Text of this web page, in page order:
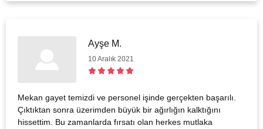
Ayşe M.
10 Aralık 2021
Mekan gayet temizdi ve personel işinde gerçekten başarılı.
Çıktıktan sonra üzerimden büyük bir ağırlığın kalktığını
hissettim. Bu zamanlarda fırsatı olan herkes mutlaka